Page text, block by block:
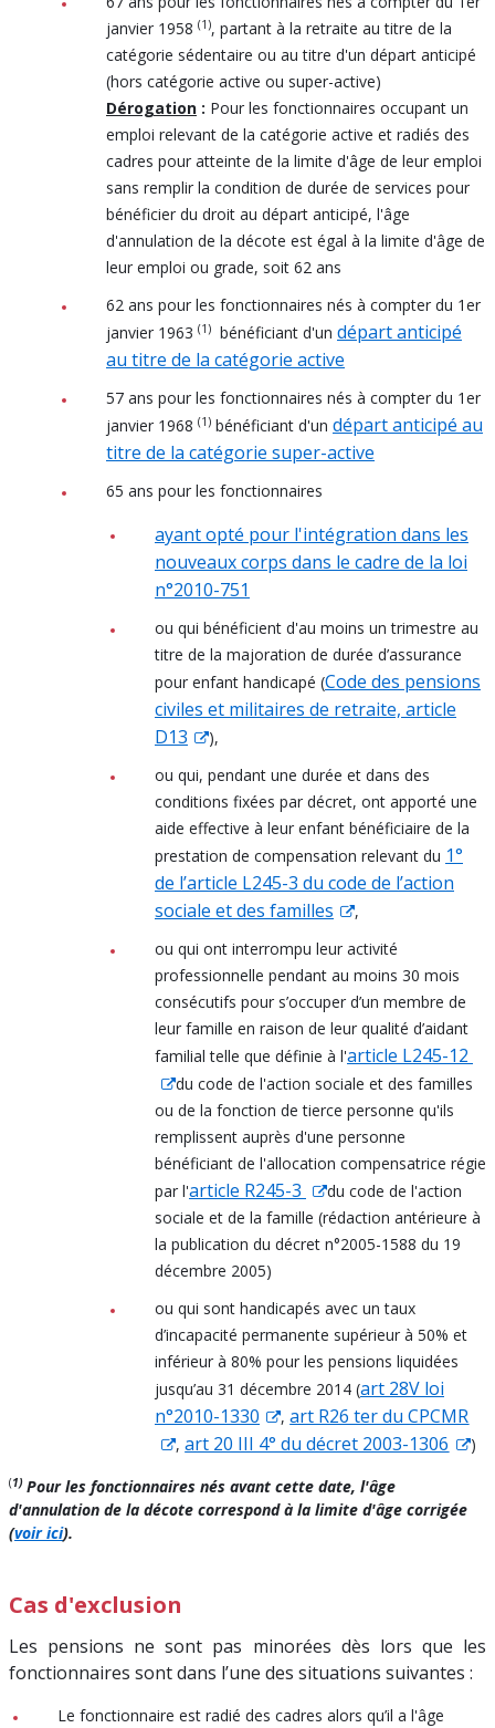
janvier 1958 (1), partant à la retraite au titre de la
catégorie sédentaire ou au titre d'un départ anticipé
(hors catégorie active ou super-active)
Dérogation : Pour les fonctionnaires occupant un
emploi relevant de la catégorie active et radiés des
cadres pour atteinte de la limite d'âge de leur emploi
sans remplir la condition de durée de services pour
bénéficier du droit au départ anticipé, l'âge
d'annulation de la décote est égal à la limite d'âge de
leur emploi ou grade, soit 62 ans
62 ans pour les fonctionnaires nés à compter du 1er
janvier 1963 (1) bénéficiant d'un départ anticipé
au titre de la catégorie active
57 ans pour les fonctionnaires nés à compter du 1er
janvier 1968 (1) bénéficiant d'un départ anticipé au
titre de la catégorie super-active
65 ans pour les fonctionnaires
ayant opté pour l'intégration dans les
nouveaux corps dans le cadre de la loi
n°2010-751
ou qui bénéficient d'au moins un trimestre au
titre de la majoration de durée d’assurance
pour enfant handicapé (Code des pensions
civiles et militaires de retraite, article
D13
),
ou qui, pendant une durée et dans des
conditions fixées par décret, ont apporté une
aide effective à leur enfant bénéficiaire de la
prestation de compensation relevant du 1°
de l’article L245-3 du code de l’action
sociale et des familles
,
ou qui ont interrompu leur activité
professionnelle pendant au moins 30 mois
consécutifs pour s’occuper d’un membre de
leur famille en raison de leur qualité d’aidant
familial telle que définie à l'article L245-12
du code de l'action sociale et des familles
ou de la fonction de tierce personne qu'ils
remplissent auprès d'une personne
bénéficiant de l'allocation compensatrice régie
par l'article R245-3
du code de l'action
sociale et de la famille (rédaction antérieure à
la publication du décret n°2005-1588 du 19
décembre 2005)
ou qui sont handicapés avec un taux
d’incapacité permanente supérieur à 50% et
inférieur à 80% pour les pensions liquidées
jusqu’au 31 décembre 2014 (art 28V loi
n°2010-1330
,art R26 ter du CPCMR
,art 20 III 4° du décret 2003-1306 )
(1) Pour les fonctionnaires nés avant cette date, l'âge
d'annulation de la décote correspond à la limite d'âge corrigée
(voir ici).
Cas d'exclusion
Les pensions ne sont pas minorées dès lors que les
fonctionnaires sont dans l’une des situations suivantes :
Le fonctionnaire est radié des cadres alors qu’il a l'âge